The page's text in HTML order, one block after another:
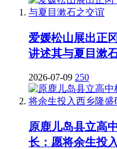
爱媛松山展出正
讲述其与夏目漱
2026-07-09 250
原鹿儿岛县立高
长：愿将余生投